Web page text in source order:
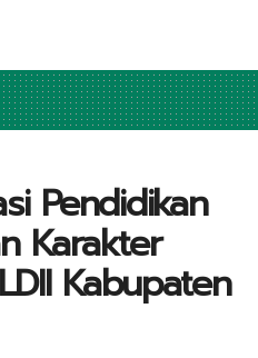
Pendidikan
Karakter
Kabupaten